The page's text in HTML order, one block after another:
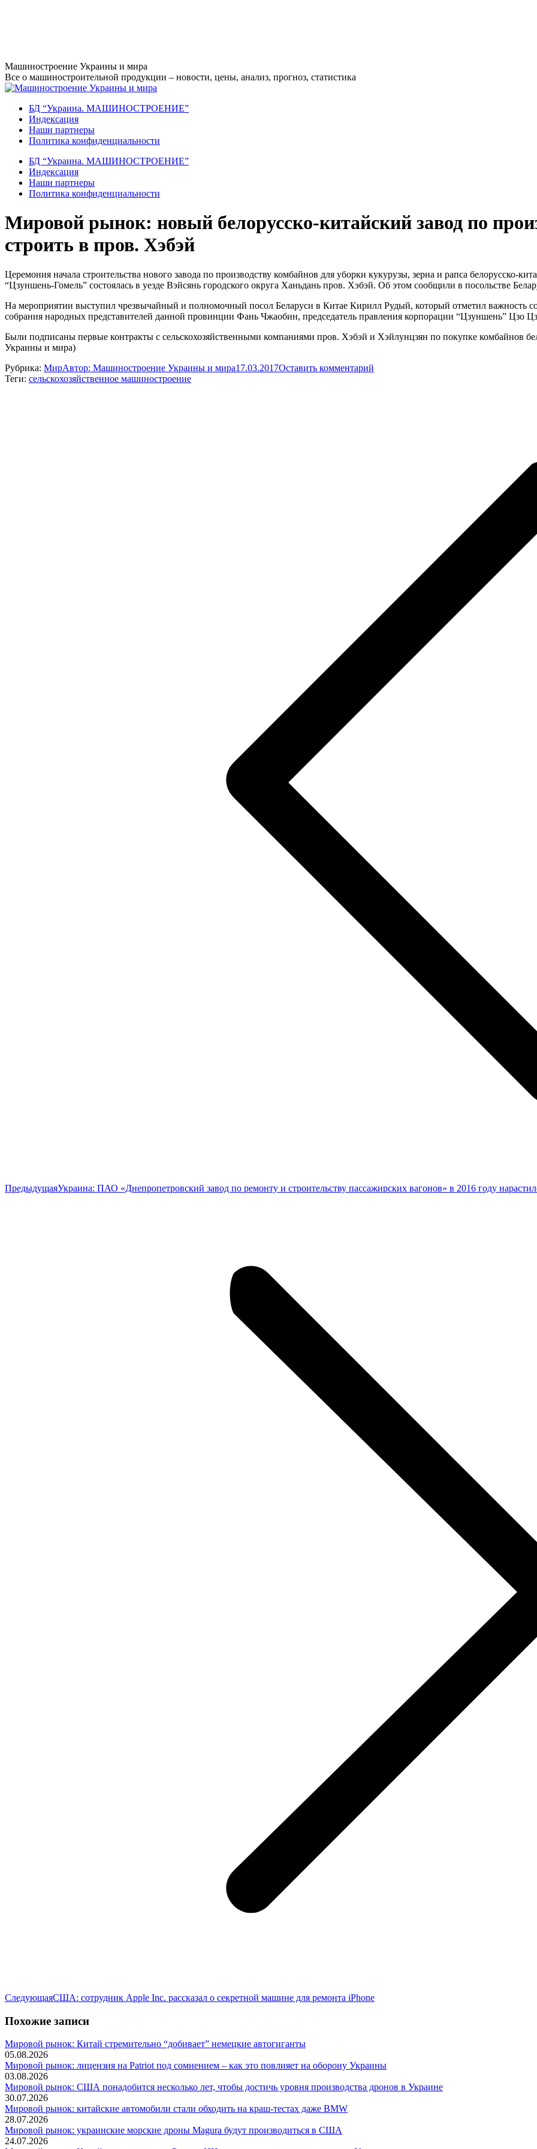
Перейти
к
содержанию
Машиностроение Украины и мира
Все о машиностроительной продукции – новости, цены, анализ, прогноз, статистика
БД “Украина. МАШИНОСТРОЕНИЕ”
Индекcация
Наши партнеры
Политика конфиденциальности
БД “Украина. МАШИНОСТРОЕНИЕ”
Индекcация
Наши партнеры
Политика конфиденциальности
Мировой рынок: новый белорусско-китайский завод по
строить в пров. Хэбэй
Церемония начала строительства нового завода по производству комбайнов для уборки кукурузы, зерна и рапса белорусско-
“Цзуншень-Гомель” состоялась в уезде Вэйсянь городского округа Ханьдань пров. Хэбэй. Об этом сообщили в посольстве
На мероприятии выступил чрезвычайный и полномочный посол Беларуси в Китае Кирилл Рудый, который отметил важность
собрания народных представителей данной провинции Фань Чжаобин, председатель правления корпорации “Цзуншень” Цзо
Были подписаны первые контракты с сельскохозяйственными компаниями пров. Хэбэй и Хэйлунцзян по покупке комбайнов
Украины и мира)
Рубрика: МирАвтор: Машиностроение Украины и мира17.03.2017Оставить комментарий
Теги: сельскохозяйственное машиностроение
ПредыдущаяПредыдущая
Украина: ПАО «Днепропетровский завод по ремонту и строительству пассажирских вагонов» в 2016 году
СледующаяСледующая
США: сотрудник Apple Inc. рассказал о секретной машине для ремонта iPhone
Похожие записи
Мировой рынок: Китай стремительно “добивает” немецкие автогиганты
05.08.2026
Мировой рынок: лицензия на Patriot под сомнением – как это повлияет на оборону Украины
03.08.2026
Мировой рынок: США понадобится несколько лет, чтобы достичь уровня производства дронов в Украине
30.07.2026
Мировой рынок: китайские автомобили стали обходить на краш-тестах даже BMW
28.07.2026
Мировой рынок: украинские морские дроны Magura будут производиться в США
24.07.2026